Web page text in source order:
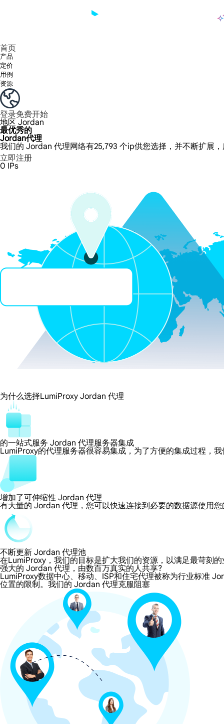
首页
产品
定价
用例
资源
登录免费开始
地区 Jordan
最优秀的
Jordan代理
我们的 Jordan 代理网络有25,793 个ip供您选择，并不断扩展
立即注册
0 IPs
为什么选择LumiProxy Jordan 代理
的一站式服务 Jordan 代理服务器集成
LumiProxy的代理服务器很容易集成，为了方便的集成过程，
增加了可伸缩性 Jordan 代理
有大量的 Jordan 代理，您可以快速连接到必要的数据源使用
不断更新 Jordan 代理池
在LumiProxy，我们的目标是扩大我们的资源，以满足最苛刻
强大的 Jordan 代理，由数百万真实的人共享?
LumiProxy数据中心、移动、ISP和住宅代理被称为行业标准
位置的限制。我们的 Jordan 代理克服阻塞